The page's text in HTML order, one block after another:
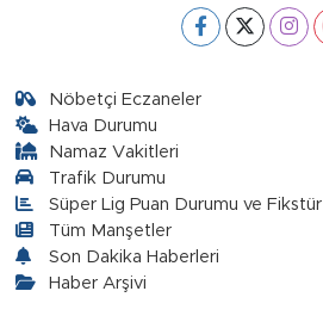
Nöbetçi Eczaneler
Hava Durumu
Namaz Vakitleri
Trafik Durumu
Süper Lig Puan Durumu ve Fikstür
Tüm Manşetler
Son Dakika Haberleri
Haber Arşivi